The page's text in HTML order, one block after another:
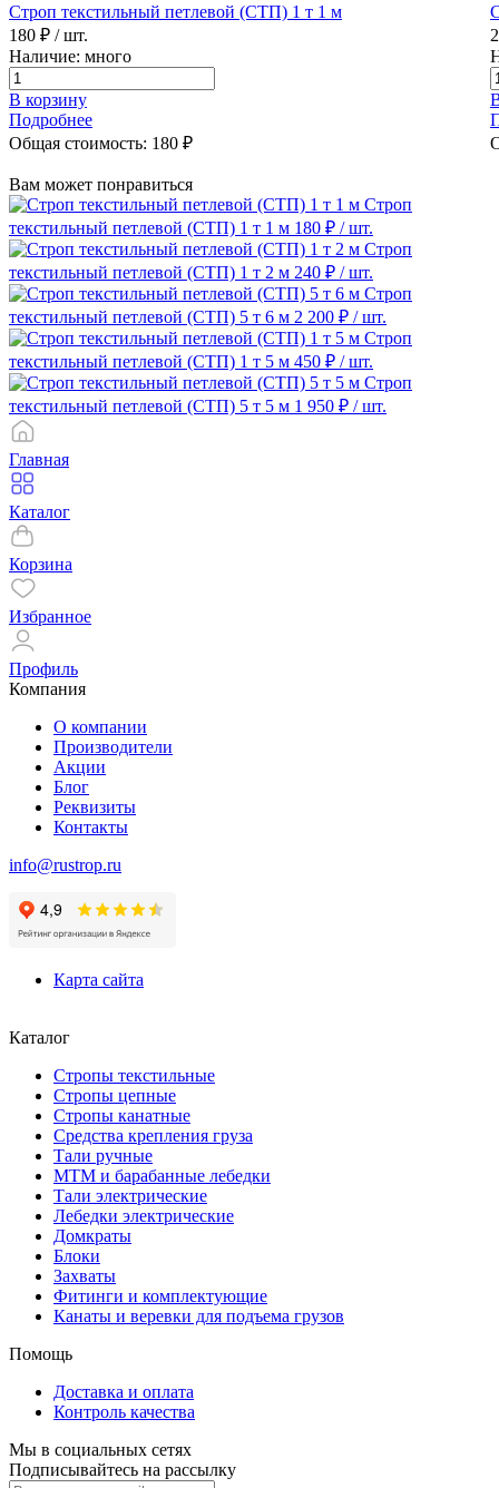
Строп текстильный петлевой (СТП) 1 т 1 м
180 ₽ / шт.
Наличие: много
В корзину
Подробнее
Общая стоимость: 180 ₽
Вам может понравиться
Строп
текстильный петлевой (СТП) 1 т 1 м 180 ₽ / шт.
Строп
текстильный петлевой (СТП) 1 т 2 м 240 ₽ / шт.
Строп
текстильный петлевой (СТП) 5 т 6 м 2 200 ₽ / шт.
Строп
текстильный петлевой (СТП) 1 т 5 м 450 ₽ / шт.
Строп
текстильный петлевой (СТП) 5 т 5 м 1 950 ₽ / шт.
Главная
Каталог
Корзина
Избранное
Профиль
Компания
О компании
Производители
Акции
Блог
Реквизиты
Контакты
info@rustrop.ru
Карта сайта
Каталог
Стропы текстильные
Стропы цепные
Стропы канатные
Средства крепления груза
Тали ручные
МТМ и барабанные лебедки
Тали электрические
Лебедки электрические
Домкраты
Блоки
Захваты
Фитинги и комплектующие
Канаты и веревки для подъема грузов
Помощь
Доставка и оплата
Контроль качества
Мы в социальных сетях
Подписывайтесь на рассылку